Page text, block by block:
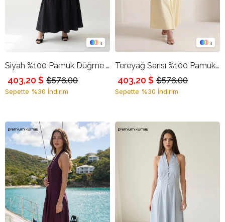
3
Siyah %100 Pamuk Düğme Detaylı Bluz Ve Etekli Takım
$576.00
403,20 $
Sepette %30 İndirim
3
Tereyağ Sarısı %100 Pamuk Düğme Detaylı Bluz Ve Etekli Takım
$576.00
403,20 $
Sepette %30 İndirim